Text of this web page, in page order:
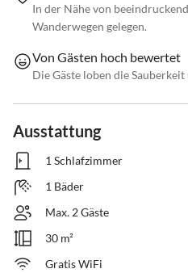
In der Nähe von
Wanderwegen gelegen.
Von Gästen hoch bewertet
Die Gäste loben die
Ausstattung
1 Schlafzimmer
1 Bäder
Max. 2 Gäste
30 m²
Gratis WiFi